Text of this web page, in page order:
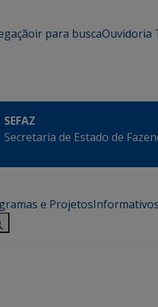
ir para buscaOuvidoria
SEFAZ
Secretaria de Estado de
e ProjetosInformativos